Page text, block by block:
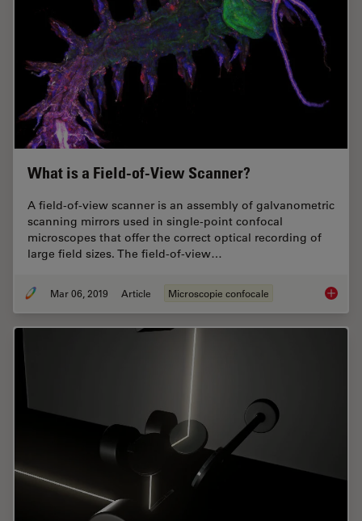
What is a Field-of-View Scanner?
A field-of-view scanner is an assembly of galvanometric
scanning mirrors used in single-point confocal
microscopes that offer the correct optical recording of
large field sizes. The field-of-view…
Mar 06, 2019 Article Microscopie confocale What is